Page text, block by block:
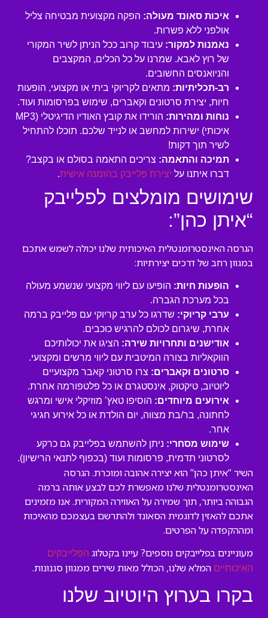
איכות סאונד מעולה: הפקה מקצועית מבטיחה צליל
אולפני ללא פשרות.
נאמנות למקור: עיבוד קרוב ככל הניתן לשיר המקורי
של רוץ לאבא. שמרנו על כל הכלים, המקצבים
והניואנסים החשובים.
רב-תכליתיות: מתאים לקריוקי ביתי או מקצועי, הופעות
חיות, יצירת סרטונים וקאברים, שימוש בפרסומות ועוד.
נוחות ומהירות:
הורידו את קובץ האודיו הדיגיטלי (MP3
איכותי) ישירות למחשב או לנייד שלכם. תוכלו להתחיל
לשיר תוך דקות!
תמיכה והתאמה: צריכים התאמה בסולם או בקצב?
דברו איתנו על יצירת פלייבק בהזמנה אישית.
שימושים מומלצים לפלייבק
“איתן כהן”:
הגרסה האינסטרומנטלית האיכותית שלנו יכולה לשמש אתכם
במגוון רחב של דרכים יצירתיות:
הופעות חיות: הופיעו עם ליווי מקצועי שנשמע מעולה
בכל מערכת הגברה.
ערבי קריוקי: שדרגו כל ערב קריוקי עם פלייבק ברמה
אחרת, שיגרום לכולם להרגיש כוכבים.
אודישנים ותחרויות שירה: הציגו את יכולותיכם
הווקאליות בצורה המיטבית עם ליווי מרשים ומקצועי.
סרטונים וקאברים: צרו סרטוני קאבר מקצועיים
ליוטיוב, טיקטוק, אינסטגרם או כל פלטפורמה אחרת.
אירועים מיוחדים: הוסיפו טאץ’ מוזיקלי אישי ומרגש
לחתונה, בר/בת מצווה, יום הולדת או כל אירוע חגיגי
אחר.
שימוש מסחרי: ניתן להשתמש בפלייבק גם כרקע
לסרטוני תדמית, פרסומות ועוד (בכפוף לתנאי הרישיון).
השיר “איתן כהן” הוא יצירה אהובה ומוכרת. הגרסה
האינסטרומנטלית שלנו מאפשרת לכם לבצע אותה ברמה
הגבוהה ביותר, תוך שמירה על האווירה המקורית. אנו מזמינים
אתכם להאזין לדוגמית הסאונד ולהתרשם בעצמכם מהאיכות
ומההקפדה על הפרטים.
מעוניינים בפלייבקים נוספים? עיינו בקטלוג הפלייבקים
האיכותיים המלא שלנו, הכולל מאות שירים ממגוון סגנונות.
בקרו בערוץ היוטיוב שלנו